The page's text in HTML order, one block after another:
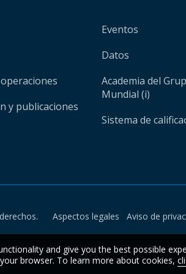
y publicaciones
Eventos
Datos
Academia del
Mundial (i)
Sistema de
Aspectos legales Aviso de
and give you the best possible
browser. To learn more about cookies,